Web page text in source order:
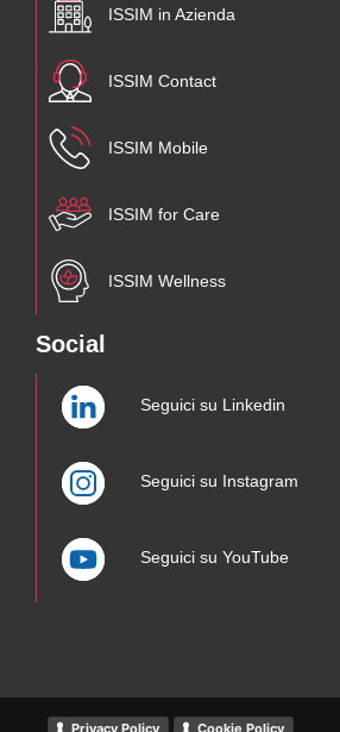
ISSIM in Azienda
ISSIM Contact
ISSIM Mobile
ISSIM for Care
ISSIM Wellness
Social
Seguici su Linkedin
Seguici su Instagram
Seguici su YouTube